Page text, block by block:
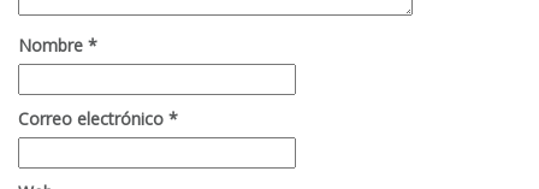
Nombre *
Correo electrónico *